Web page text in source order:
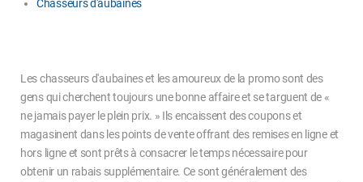
Chasseurs d'aubaines
Les chasseurs d'aubaines et les amoureux de la promo sont des
gens qui cherchent toujours une bonne affaire et se targuent de «
ne jamais payer le plein prix. » Ils encaissent des coupons et
magasinent dans les points de vente offrant des remises en ligne et
hors ligne et sont prêts à consacrer le temps nécessaire pour
obtenir un rabais supplémentaire. Ce sont généralement des